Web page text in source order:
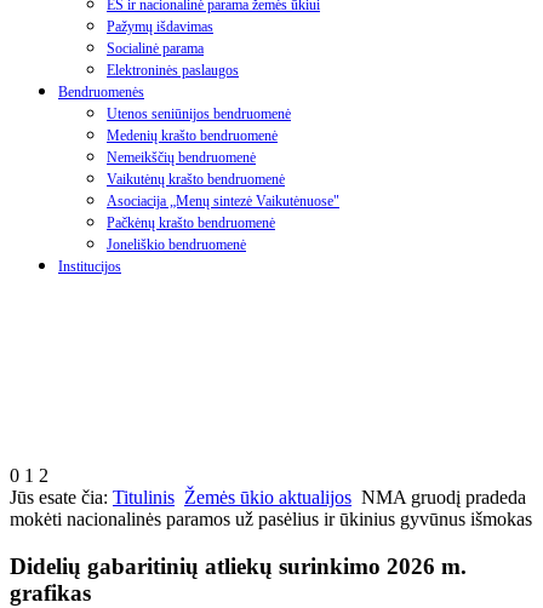
ES ir nacionalinė parama žemės ūkiui
Pažymų išdavimas
Socialinė parama
Elektroninės paslaugos
Bendruomenės
Utenos seniūnijos bendruomenė
Medenių krašto bendruomenė
Nemeikščių bendruomenė
Vaikutėnų krašto bendruomenė
Asociacija „Menų sintezė Vaikutėnuose"
Pačkėnų krašto bendruomenė
Joneliškio bendruomenė
Institucijos
0 1 2
Jūs esate čia: Titulinis Žemės ūkio aktualijos NMA gruodį pradeda
mokėti nacionalinės paramos už pasėlius ir ūkinius gyvūnus išmokas
Didelių gabaritinių atliekų surinkimo 2026 m.
grafikas